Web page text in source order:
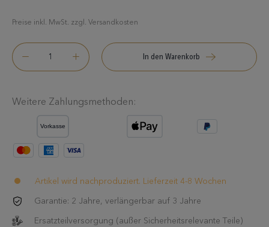
Preise inkl. MwSt. zzgl. Versandkosten
In den Warenkorb
Weitere Zahlungsmethoden:
Artikel wird nachproduziert. Lieferzeit 4-8 Wochen
Garantie: 2 Jahre, verlängerbar auf 3 Jahre
Ersatzteilversorgung (außer Sicherheitsrelevante Teile)